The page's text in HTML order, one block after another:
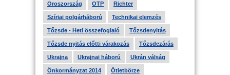
Oroszország OTP Richter
Szíriai polgárháború Technikai elemzés
Tőzsde - Heti összefoglaló Tőzsdenyitás
Tőzsde nyitás előtti várakozás Tőzsdezárás
Ukrajna Ukrajnai háború Ukrán válság
Önkormányzat 2014 Ötletbörze